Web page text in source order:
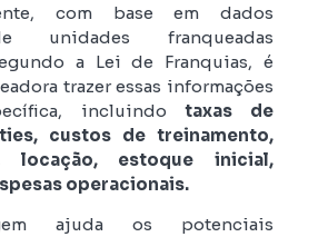
com base em dados
unidades franqueadas
a Lei de Franquias, é
trazer essas informações
incluindo taxas de
custos de treinamento,
locação, estoque inicial,
operacionais.
ajuda os potenciais